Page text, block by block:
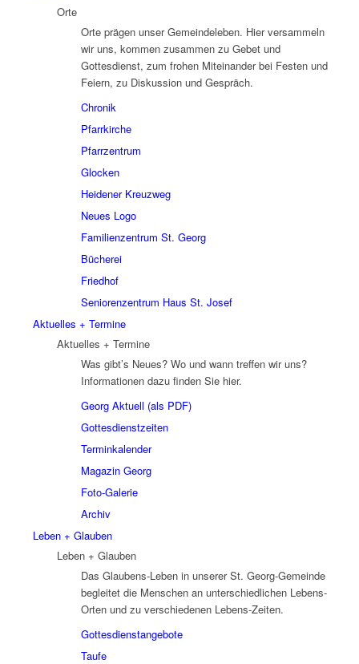
Orte
Orte prägen unser Gemeindeleben. Hier versammeln
wir uns, kommen zusammen zu Gebet und
Gottesdienst, zum frohen Miteinander bei Festen und
Feiern, zu Diskussion und Gespräch.
Chronik
Pfarrkirche
Pfarrzentrum
Glocken
Heidener Kreuzweg
Neues Logo
Familienzentrum St. Georg
Bücherei
Friedhof
Seniorenzentrum Haus St. Josef
Aktuelles + Termine
Aktuelles + Termine
Was gibt’s Neues? Wo und wann treffen wir uns?
Informationen dazu finden Sie hier.
Georg Aktuell (als PDF)
Gottesdienstzeiten
Terminkalender
Magazin Georg
Foto-Galerie
Archiv
Leben + Glauben
Leben + Glauben
Das Glaubens-Leben in unserer St. Georg-Gemeinde
begleitet die Menschen an unterschiedlichen Lebens-
Orten und zu verschiedenen Lebens-Zeiten.
Gottesdienstangebote
Taufe